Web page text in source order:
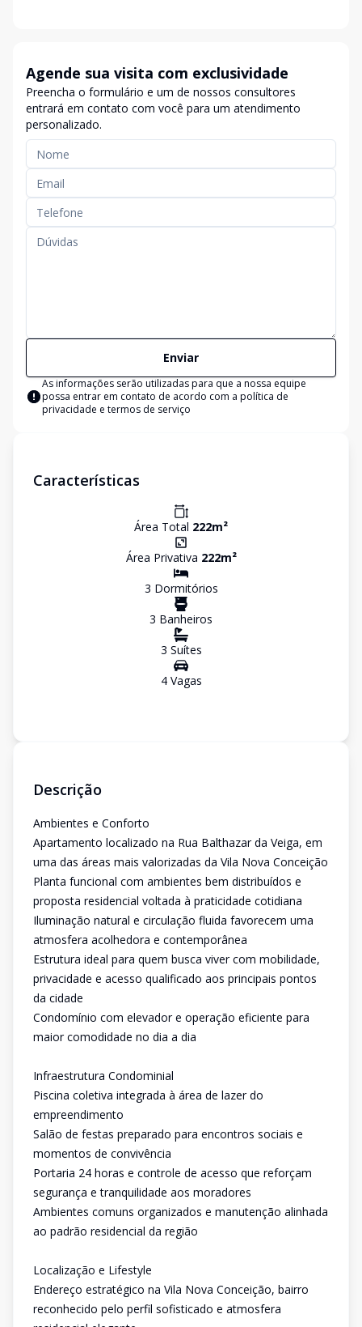
Agende sua visita com exclusividade
Preencha o formulário e um de nossos consultores
entrará em contato com você para um atendimento
personalizado.
Enviar
As informações serão utilizadas para que a nossa equipe
possa entrar em contato de acordo com a política de
privacidade e termos de serviço
Características
Área Total 222m²
Área Privativa 222m²
3 Dormitórios
3 Banheiros
3 Suítes
4Vagas
Descrição
Ambientes e Conforto
Apartamento localizado na Rua Balthazar da Veiga, em
uma das áreas mais valorizadas da Vila Nova Conceição
Planta funcional com ambientes bem distribuídos e
proposta residencial voltada à praticidade cotidiana
Iluminação natural e circulação fluida favorecem uma
atmosfera acolhedora e contemporânea
Estrutura ideal para quem busca viver com mobilidade,
privacidade e acesso qualificado aos principais pontos
da cidade
Condomínio com elevador e operação eficiente para
maior comodidade no dia a dia
Infraestrutura Condominial
Piscina coletiva integrada à área de lazer do
empreendimento
Salão de festas preparado para encontros sociais e
momentos de convivência
Portaria 24 horas e controle de acesso que reforçam
segurança e tranquilidade aos moradores
Ambientes comuns organizados e manutenção alinhada
ao padrão residencial da região
Localização e Lifestyle
Endereço estratégico na Vila Nova Conceição, bairro
reconhecido pelo perfil sofisticado e atmosfera